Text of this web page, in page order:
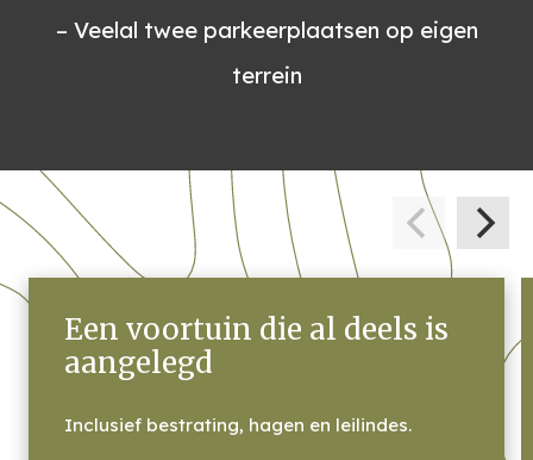
– Veelal twee parkeerplaatsen op eigen
terrein
Een voortuin die al deels is
aangelegd
Inclusief bestrating, hagen en leilindes.